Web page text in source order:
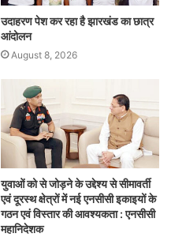
उदाहरण पेश कर रहा है झारखंड का छात्र
आंदोलन
August 8, 2026
युवाओं को से जोड़ने के उद्देश्य से सीमावर्ती
एवं दूरस्थ क्षेत्रों में नई एनसीसी इकाइयों के
गठन एवं विस्तार की आवश्यकता : एनसीसी
महानिदेशक